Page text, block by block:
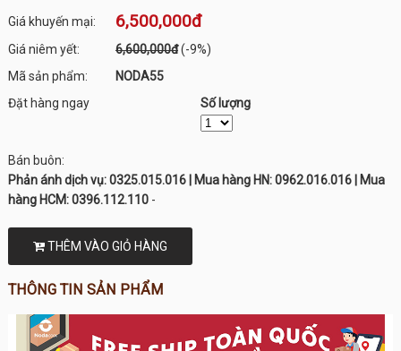
Giá khuyến mại: 6,500,000đ
Giá niêm yết: 6,600,000đ(-9%)
Mã sản phẩm:
NODA55
Đặt hàng ngay
Số lượng
Bán buôn:
Phản ánh dịch vụ: 0325.015.016 | Mua hàng HN: 0962.016.016 | Mua
hàng HCM: 0396.112.110-
THÊM VÀO GIỎ HÀNG
THÔNG TIN SẢN PHẨM